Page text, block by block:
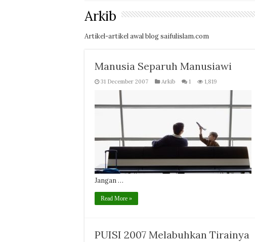
Arkib
Artikel-artikel awal blog saifulislam.com
Manusia Separuh Manusiawi
31 December 2007 Arkib 1 1,819
Jangan …
Read More »
PUISI 2007 Melabuhkan Tirainya